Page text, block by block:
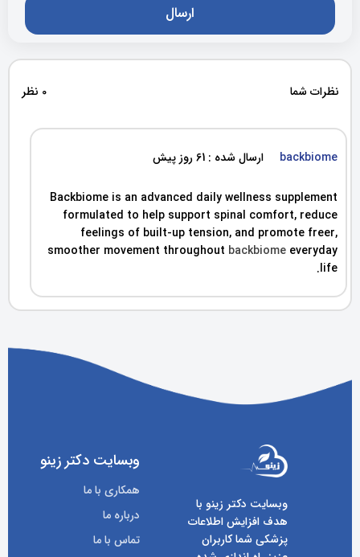
نظرات شما 0 نظر
backbiome ارسال شده : 61 روز پیش
Backbiome is an advanced daily wellness supplement
formulated to help support spinal comfort, reduce
feelings of built-up tension, and promote freer,
smoother movement throughout backbiome everyday
life.
وبسایت دکتر زینو با
هدف افزایش اطلاعات
پزشکی شما کاربران
وبسایت دکتر زینو
همکاری با ما
درباره ما
تماس با ما